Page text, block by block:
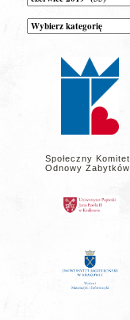
Kategorie
wpisów
Społeczny Komitet
Odnowy Zabytków